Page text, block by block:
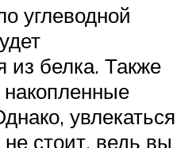
углеводной
из белка. Также
накопленные
увлекаться
стоит, ведь вы